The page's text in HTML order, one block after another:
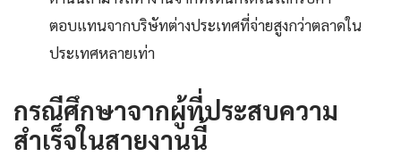
ตอบแทนจากบริษัทต่างประเทศที่จ่ายสูงกว่าตลาดใน
ประเทศหลายเท่า
กรณีศึกษาจากผู้ที่ประสบความ
สำเร็จในสายงานนี้